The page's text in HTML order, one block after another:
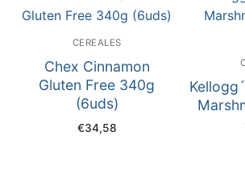
CEREALES
Chex Cinnamon
Gluten Free 340g
(6uds)
€34,58